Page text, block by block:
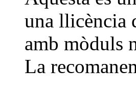
una llicència
amb mòduls
La